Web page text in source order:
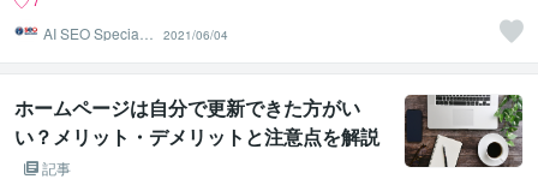
AI SEO Specialis
2021/06/04
ホームページは自分で更新できた方がい
い？メリット・デメリットと注意点を解説
記事